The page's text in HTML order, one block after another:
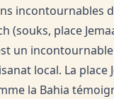
incontournables
(souks, place
un
local. La
la Bahia